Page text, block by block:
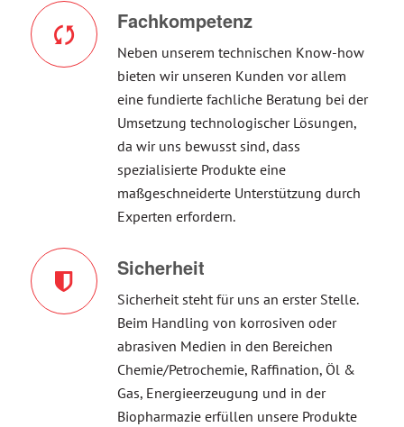
Fachkompetenz
Neben unserem technischen Know-how
bieten wir unseren Kunden vor allem
eine fundierte fachliche Beratung bei der
Umsetzung technologischer Lösungen,
da wir uns bewusst sind, dass
spezialisierte Produkte eine
maßgeschneiderte Unterstützung durch
Experten erfordern.
Sicherheit
Sicherheit steht für uns an erster Stelle.
Beim Handling von korrosiven oder
abrasiven Medien in den Bereichen
Chemie/Petrochemie, Raffination, Öl &
Gas, Energieerzeugung und in der
Biopharmazie erfüllen unsere Produkte